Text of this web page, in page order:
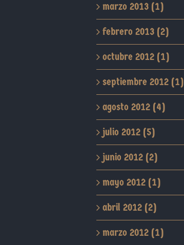
marzo 2013 (1)
febrero 2013 (2)
octubre 2012 (1)
septiembre 2012 (1)
agosto 2012 (4)
julio 2012 (5)
junio 2012 (2)
mayo 2012 (1)
abril 2012 (2)
marzo 2012 (1)